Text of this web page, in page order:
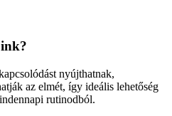
nyújthatnak,
az elmét, így ideális lehetőség
rutinodból.